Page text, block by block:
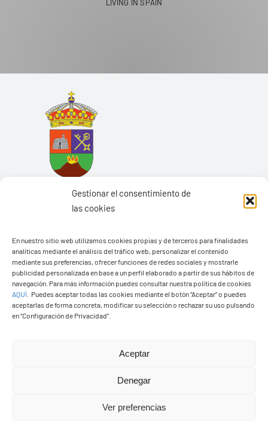
Gestionar el consentimiento de
las cookies
En nuestro sitio web utilizamos cookies propias y de terceros para finalidades
analíticas mediante el análisis del tráfico web, personalizar el contenido
mediante sus preferencias, ofrecer funciones de redes sociales y mostrarle
publicidad personalizada en base a un perfil elaborado a partir de sus hábitos de
navegación. Para más información puedes consultar nuestra política de cookies
AQUÍ
Puedes aceptar todas las cookies mediante el botón “Aceptar” o puedes
aceptarlas de forma concreta, modificar su selección o rechazar su uso pulsando
en “Configuración de Privacidad”.
Aceptar
Denegar
Ver preferencias
Ayuntamiento de Yaiza
Pza. de Los Remedios, 1
35570 – Yaiza
Tel:928 83 62 20
© Copyright2026 Ayuntamiento de Yaiza - Todos los